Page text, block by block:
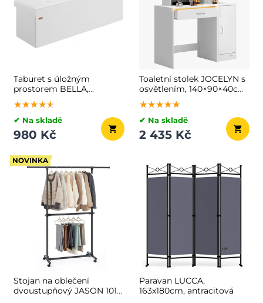
Taburet s úložným
prostorem BELLA,
115x40x40cm, bílá
★★★★★
★★★★★
★★★★★
✔ Na skladě
980 Kč
Toaletní stolek JOCELYN s
osvětlením, 140×90×40cm,
bílá
★★★★★
★★★★★
★★★★★
✔ Na skladě
2 435 Kč
NOVINKA
Stojan na oblečení
dvoustupňový JASON 101-
Paravan LUCCA,
163x180cm, antracitová